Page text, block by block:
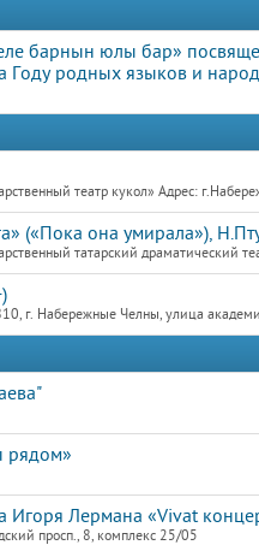
барнын юлы бар»
Году родных языков и
театр кукол» Адрес:
(«Пока она умирала»),
татарский драматический
г. Набережные Челны, улица
рядом»
Игоря Лермана «Vivat
просп., 8, комплекс 25/05